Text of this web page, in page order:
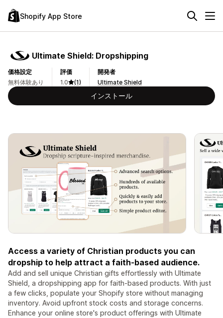
Shopify App Store
Ultimate Shield: Dropshipping
価格設定
無料体験あり
評価
1.0
(1)
開発者
Ultimate Shield
インストール
Access a variety of Christian products you can
dropship to help attract a faith-based audience.
Add and sell unique Christian gifts effortlessly with Ultimate
Shield, a dropshipping app for faith-based products. With just
a few clicks, populate your Shopify store without managing
inventory. Avoid upfront stock costs and storage concerns.
Enhance your online store's product offerings with Ultimate